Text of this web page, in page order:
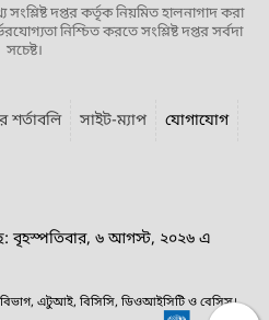
দপ্তর কর্তৃক নিয়মিত হালনাগাদ করা
নিশ্চিত করতে সংশ্লিষ্ট দপ্তর সর্বদা
সচেষ্ট।
শর্তাবলি সাইট-ম্যাপ
যোগাযোগ
বৃহস্পতিবার, ৬ আগস্ট, ২০২৬ এ
বিভাগ, এটুআই, বিসিসি, ডিওআইসিটি ও বেসিস।